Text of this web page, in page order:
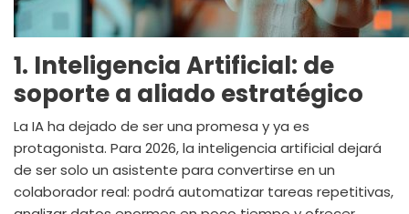
1. Inteligencia Artificial: de
soporte a aliado estratégico
La IA ha dejado de ser una promesa y ya es
protagonista. Para 2026, la inteligencia artificial dejará
de ser solo un asistente para convertirse en un
colaborador real: podrá automatizar tareas repetitivas,